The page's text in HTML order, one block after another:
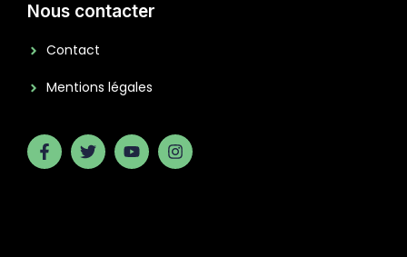
Nous contacter
Contact
Mentions légales